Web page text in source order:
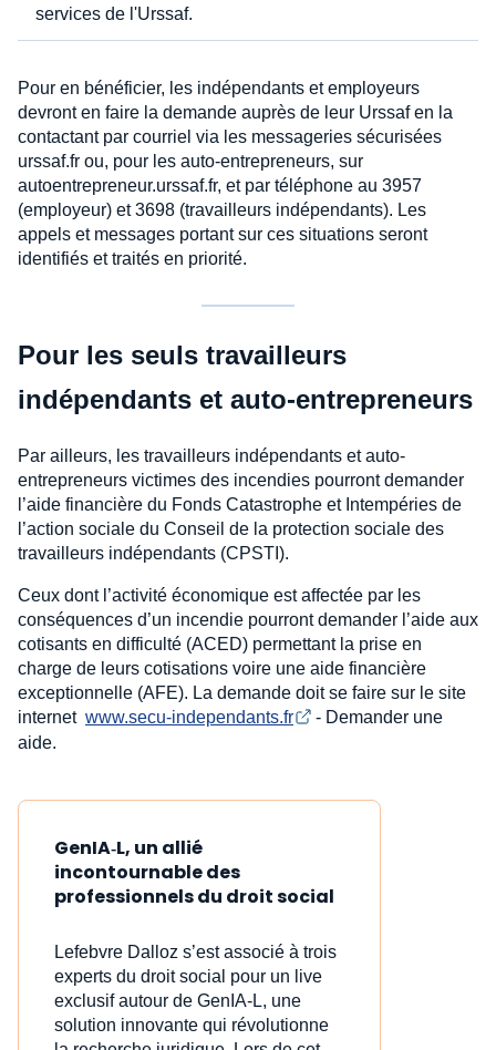
services de l'Urssaf.
Pour en bénéficier, les indépendants et employeurs
devront en faire la demande auprès de leur Urssaf en la
contactant par courriel via les messageries sécurisées
urssaf.fr ou, pour les auto-entrepreneurs, sur
autoentrepreneur.urssaf.fr, et par téléphone au 3957
(employeur) et 3698 (travailleurs indépendants). Les
appels et messages portant sur ces situations seront
identifiés et traités en priorité.
Pour les seuls travailleurs
indépendants et auto-entrepreneurs
Par ailleurs, les travailleurs indépendants et auto-
entrepreneurs victimes des incendies pourront demander
l’aide financière du Fonds Catastrophe et Intempéries de
l’action sociale du Conseil de la protection sociale des
travailleurs indépendants (CPSTI).
Ceux dont l’activité économique est affectée par les
conséquences d’un incendie pourront demander l’aide aux
cotisants en difficulté (ACED) permettant la prise en
charge de leurs cotisations voire une aide financière
exceptionnelle (AFE). La demande doit se faire sur le site
internet www.secu-independants.fr
- Demander une
aide.
GenIA‑L, un allié
incontournable des
professionnels du droit social
Lefebvre Dalloz s’est associé à trois
experts du droit social pour un live
exclusif autour de GenIA‑L, une
solution innovante qui révolutionne